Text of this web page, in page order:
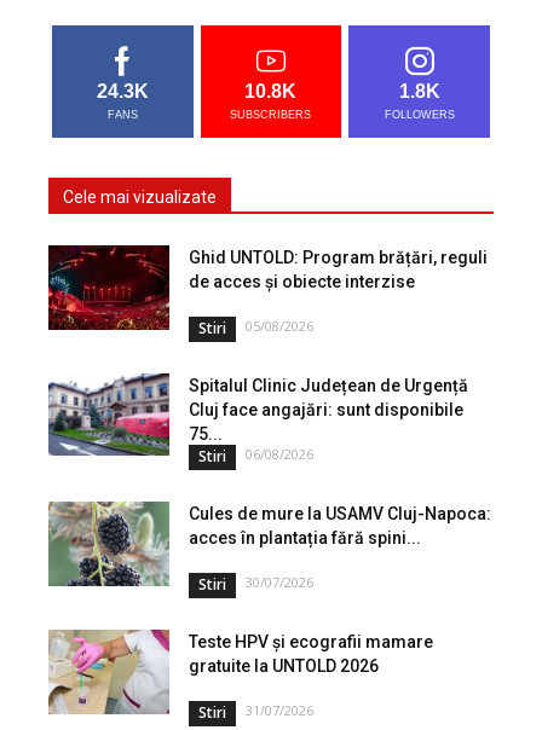
24.3K
FANS
10.8K
SUBSCRIBERS
1.8K
FOLLOWERS
Cele mai vizualizate
Ghid UNTOLD: Program brățări, reguli
de acces și obiecte interzise
Stiri 05/08/2026
Spitalul Clinic Județean de Urgență
Cluj face angajări: sunt disponibile
75...
Stiri 06/08/2026
Cules de mure la USAMV Cluj-Napoca:
acces în plantația fără spini...
Stiri 30/07/2026
Teste HPV și ecografii mamare
gratuite la UNTOLD 2026
Stiri 31/07/2026